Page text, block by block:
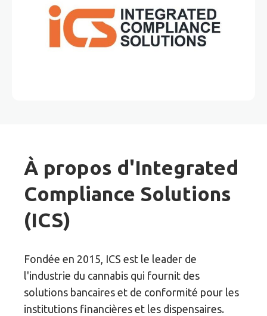
À propos d'Integrated
Compliance Solutions
(ICS)
Fondée en 2015, ICS est le leader de
l'industrie du cannabis qui fournit des
solutions bancaires et de conformité pour les
institutions financières et les dispensaires.